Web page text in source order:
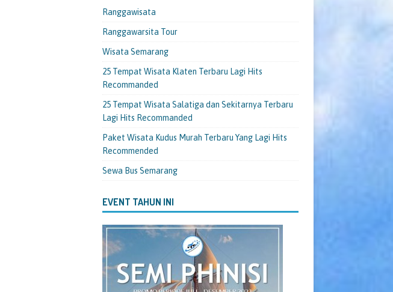
Ranggawisata
Ranggawarsita Tour
Wisata Semarang
25 Tempat Wisata Klaten Terbaru Lagi Hits
Recommanded
25 Tempat Wisata Salatiga dan Sekitarnya Terbaru
Lagi Hits Recommanded
Paket Wisata Kudus Murah Terbaru Yang Lagi Hits
Recommended
Sewa Bus Semarang
EVENT TAHUN INI